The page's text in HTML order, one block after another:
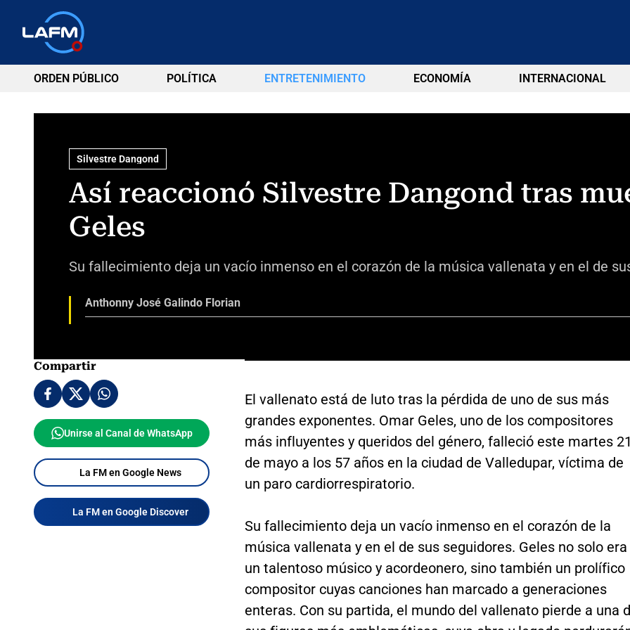
ORDEN PÚBLICO POLÍTICA ENTRETENIMIENTO ECONOMÍA INTERNACIONAL
Silvestre Dangond
Así reaccionó Silvestre Dangond tras
Geles
Su fallecimiento deja un vacío inmenso en el corazón de la música vallenata y en el de
Anthonny José Galindo Florian
Compartir
Unirse al Canal de WhatsApp
La FM en Google News
La FM en Google Discover
El vallenato está de luto tras la pérdida de uno de sus más
grandes exponentes. Omar Geles, uno de los compositores
más influyentes y queridos del género, falleció este martes
de mayo a los 57 años en la ciudad de Valledupar, víctima de
un paro cardiorrespiratorio.
Su fallecimiento deja un vacío inmenso en el corazón de la
música vallenata y en el de sus seguidores. Geles no solo era
un talentoso músico y acordeonero, sino también un prolífico
compositor cuyas canciones han marcado a generaciones
enteras. Con su partida, el mundo del vallenato pierde a una